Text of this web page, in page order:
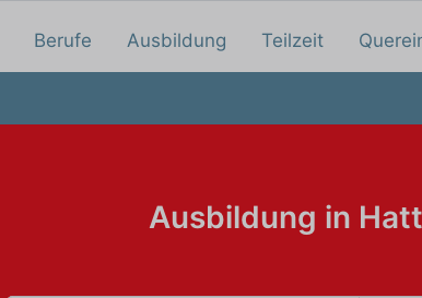
Berufe Ausbildung Teilzeit
Ausbildung in